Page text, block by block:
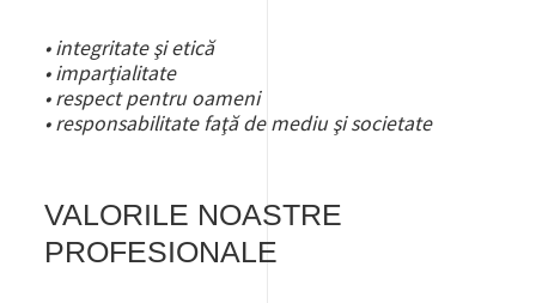
• integritate şi etică
• imparţialitate
• respect pentru oameni
• responsabilitate faţă de mediu şi societate
VALORILE NOASTRE
PROFESIONALE